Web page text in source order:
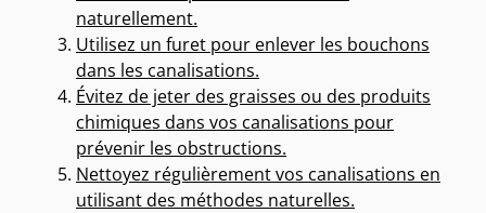
naturellement.
Utilisez un furet pour enlever les bouchons
dans les canalisations.
Évitez de jeter des graisses ou des produits
chimiques dans vos canalisations pour
prévenir les obstructions.
Nettoyez régulièrement vos canalisations en
utilisant des méthodes naturelles.